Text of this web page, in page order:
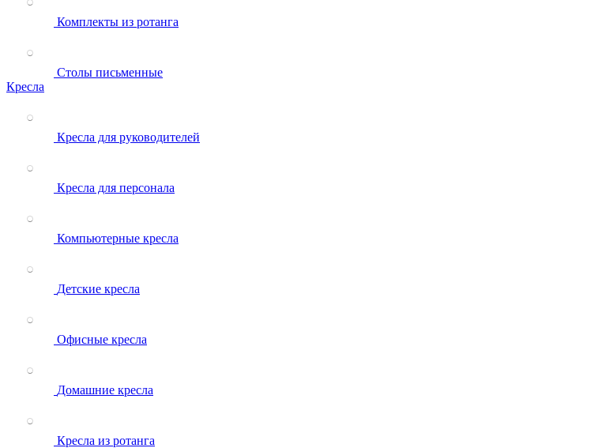
Комплекты из ротанга
Столы письменные
Кресла
Кресла для руководителей
Кресла для персонала
Компьютерные кресла
Детские кресла
Офисные кресла
Домашние кресла
Кресла из ротанга